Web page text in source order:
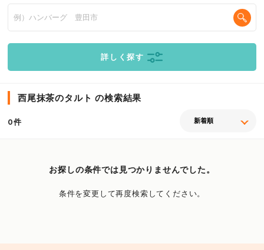
詳しく探す
西尾抹茶のタルト の検索結果
0件
お探しの条件では見つかりませんでした。
条件を変更して再度検索してください。